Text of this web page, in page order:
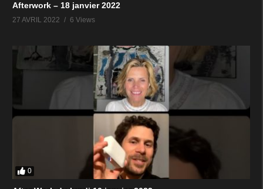
Afterwork – 18 janvier 2022
27 AVRIL 2022 6 Views
0